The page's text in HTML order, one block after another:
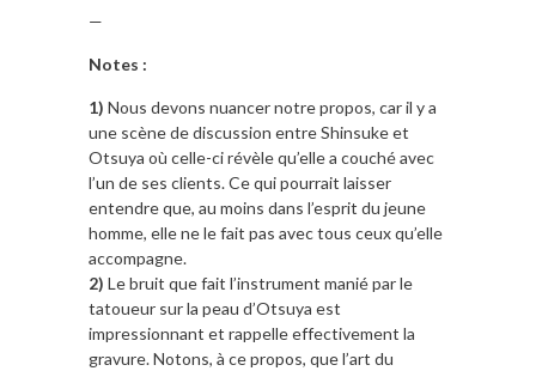
—
Notes :
1) Nous devons nuancer notre propos, car il y a
une scène de discussion entre Shinsuke et
Otsuya où celle-ci révèle qu’elle a couché avec
l’un de ses clients. Ce qui pourrait laisser
entendre que, au moins dans l’esprit du jeune
homme, elle ne le fait pas avec tous ceux qu’elle
accompagne.
2) Le bruit que fait l’instrument manié par le
tatoueur sur la peau d’Otsuya est
impressionnant et rappelle effectivement la
gravure. Notons, à ce propos, que l’art du